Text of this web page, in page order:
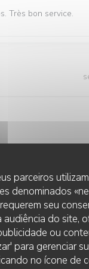
parceiros
denominados
seu
audiência do site,
ou
para gerenciar
no ícone de
Très bon service.